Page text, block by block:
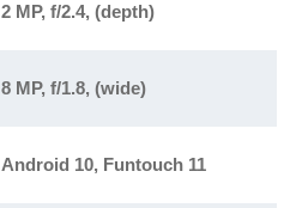
2 MP, f/2.4, (depth)
8 MP, f/1.8, (wide)
Android 10, Funtouch 11